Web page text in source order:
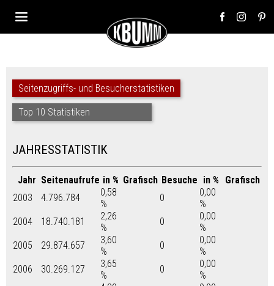
Seitenzugriffs- und Besucherstatistiken
Top 10 Statistiken
JAHRESSTATISTIK
Jahr Seitenaufrufe in % Grafisch Besuche in %
Grafisch
2003
4.796.784
0,58
%
0
0,00
%
2004
18.740.181
2,26
%
0
0,00
%
2005
29.874.657
3,60
%
0
0,00
%
2006
30.269.127
3,65
%
0
0,00
%